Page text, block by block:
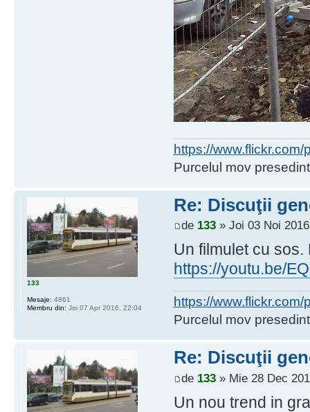
https://
Purcelul mov
Re: Discuţii
de 133» Joi 03 Noi
Un filmulet cu sos.
https://youtu.be/
https://
Purcelul mov
133
Mesaje: 4861
Membru din: Joi 07 Apr 2016, 22:04
Re: Discuţii
de 133» Mie 28 Dec
Un nou trend in